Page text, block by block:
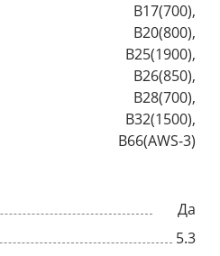
B17(700),
B20(800),
B25(1900),
B26(850),
B28(700),
B32(1500),
B66(AWS-3)
Да
5.3